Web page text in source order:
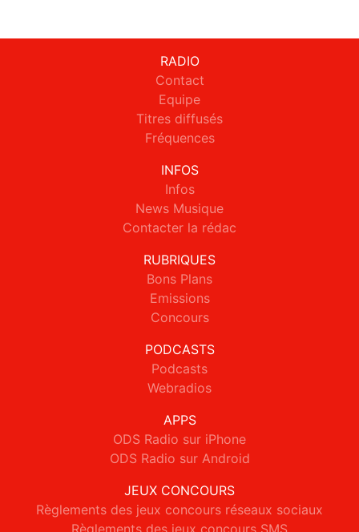
RADIO
Contact
Equipe
Titres diffusés
Fréquences
INFOS
Infos
News Musique
Contacter la rédac
RUBRIQUES
Bons Plans
Emissions
Concours
PODCASTS
Podcasts
Webradios
APPS
ODS Radio sur iPhone
ODS Radio sur Android
JEUX CONCOURS
Règlements des jeux concours réseaux sociaux